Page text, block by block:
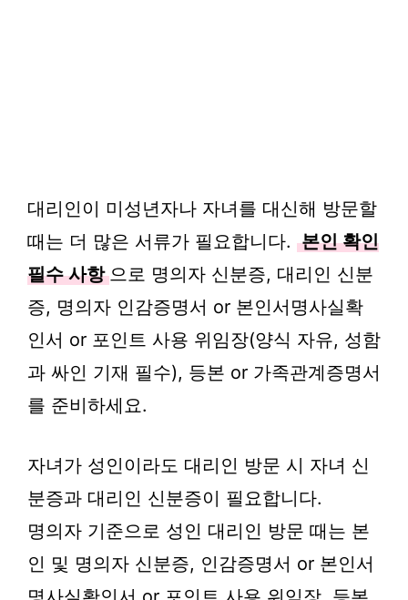
대리인이 미성년자나 자녀를 대신해 방문할
때는 더 많은 서류가 필요합니다. 본인 확인
필수 사항 으로 명의자 신분증, 대리인 신분
증, 명의자 인감증명서 or 본인서명사실확
인서 or 포인트 사용 위임장(양식 자유, 성함
과 싸인 기재 필수), 등본 or 가족관계증명서
를 준비하세요.
자녀가 성인이라도 대리인 방문 시 자녀 신
분증과 대리인 신분증이 필요합니다.
명의자 기준으로 성인 대리인 방문 때는 본
인 및 명의자 신분증, 인감증명서 or 본인서